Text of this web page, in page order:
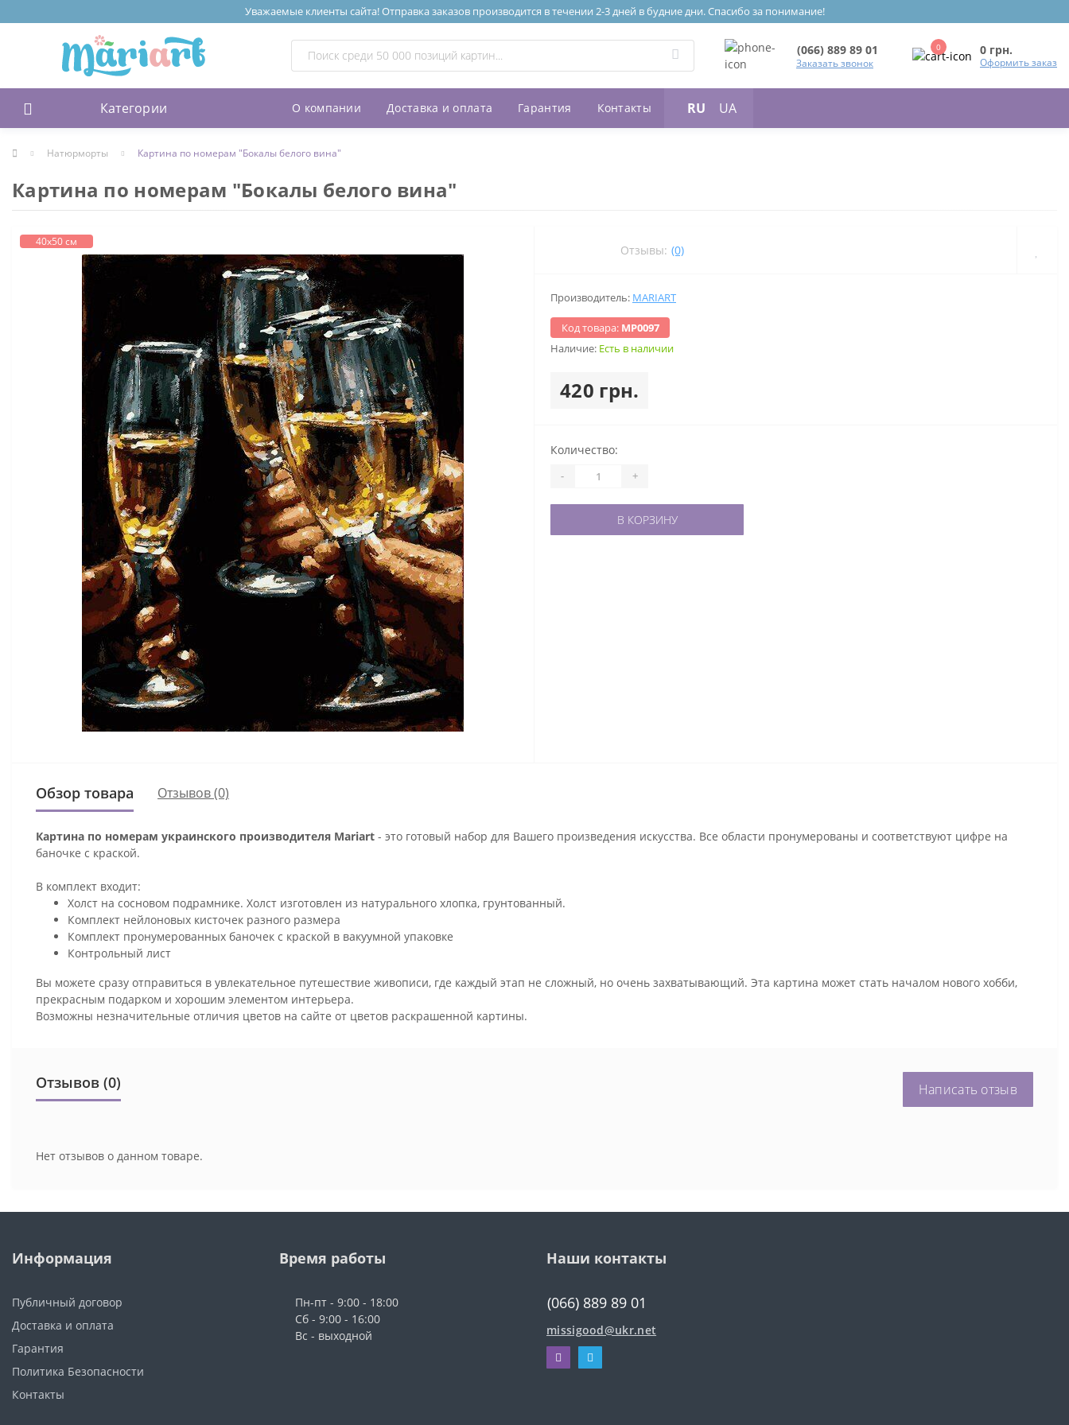
Уважаемые клиенты сайта! Отправка заказов производится в течении 2-3 дней в будние дни. Спасибо за понимание!
(066) 889 89 01
Заказать звонок
0 0 грн.
Оформить заказ
Категории О компании Доставка и оплата Гарантия Контакты RU UA
Натюрморты Картина по номерам "Бокалы белого вина"
Картина по номерам "Бокалы белого вина"
40х50 см
Отзывы: (0)
Производитель: MARIART
Код товара: МР0097
Наличие: Есть в наличии
420 грн.
Количество:
- +
В КОРЗИНУ
Обзор товара Отзывов (0)
Картина по номерам украинского производителя Mariart - это готовый набор для Вашего произведения искусства. Все области пронумерованы и соответствуют цифре на
баночке с краской.
В комплект входит:
Холст на сосновом подрамнике. Холст изготовлен из натурального хлопка, грунтованный.
Комплект нейлоновых кисточек разного размера
Комплект пронумерованных баночек с краской в вакуумной упаковке
Контрольный лист
Вы можете сразу отправиться в увлекательное путешествие живописи, где каждый этап не сложный, но очень захватывающий. Эта картина может стать началом нового хобби,
прекрасным подарком и хорошим элементом интерьера.
Возможны незначительные отличия цветов на сайте от цветов раскрашенной картины.
Отзывов (0) Написать отзыв
Нет отзывов о данном товаре.
Информация
Публичный договор
Доставка и оплата
Гарантия
Политика Безопасности
Контакты
Время работы
Пн-пт - 9:00 - 18:00
Сб - 9:00 - 16:00
Вс - выходной
Наши контакты
(066) 889 89 01
missigood@ukr.net